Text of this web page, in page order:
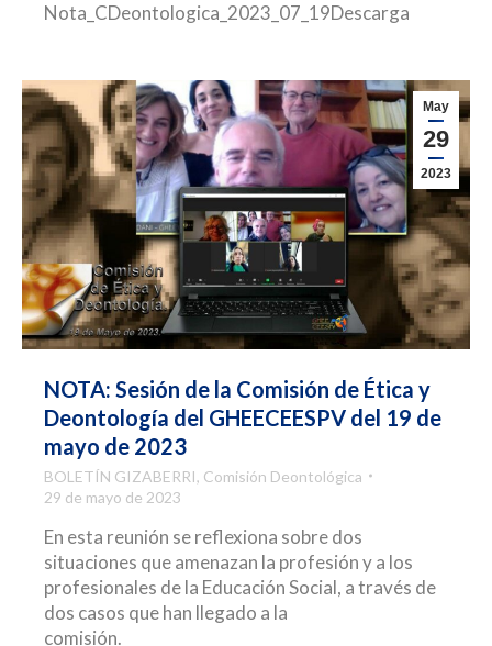
Nota_CDeontologica_2023_07_19Descarga
May
29
2023
NOTA: Sesión de la Comisión de Ética y
Deontología del GHEECEESPV del 19 de
mayo de 2023
BOLETÍN GIZABERRI, Comisión Deontológica
29 de mayo de 2023
En esta reunión se reflexiona sobre dos
situaciones que amenazan la profesión y a los
profesionales de la Educación Social, a través de
dos casos que han llegado a la
comisión.